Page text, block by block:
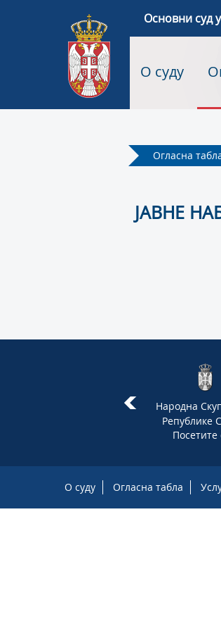
Основни суд
О суду
Огласна
ЈАВНЕ
Народна
Републике
Посетите
О суду Огласна табла